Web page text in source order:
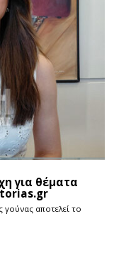
για θέματα
αποτελεί το